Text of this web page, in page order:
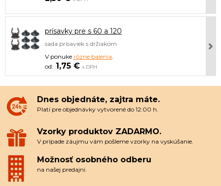
prísavky pre s 60 a 120
sada prísaviek s držiakom
V ponuke rôzne balenia
1,75 € s DPH
Dnes objednáte, zajtra máte.
Platí pre objednávky vytvorené do 12:00 h.
Vzorky produktov ZADARMO.
V prípade záujmu vám pošleme vzorky na vyskúšanie.
Možnosť osobného odberu
na našej predajni.